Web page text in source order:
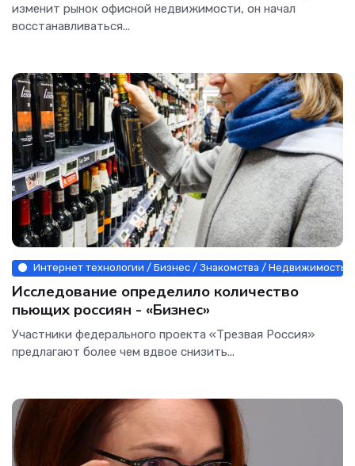
изменит рынок офисной недвижимости, он начал
восстанавливаться...
Интернет технологии / Бизнес / Знакомства / Недвижимость
Исследование определило количество
пьющих россиян - «Бизнес»
Участники федерального проекта «Трезвая Россия»
предлагают более чем вдвое снизить...